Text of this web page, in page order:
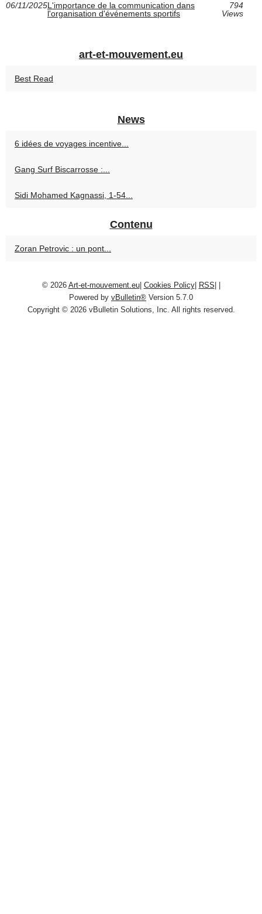
06/11/2025L'importance de la communication dans
l'organisation d'événements sportifs
794
Views
art-et-mouvement.eu
Best Read
News
6 idées de voyages incentive...
Gang Surf Biscarrosse :...
Sidi Mohamed Kagnassi, 1‑54...
Contenu
Zoran Petrovic : un pont...
© 2026 Art-et-mouvement.eu| Cookies Policy| RSS
Powered by vBulletin® Version 5.7.0
Copyright © 2026 vBulletin Solutions, Inc. All rights reserved.